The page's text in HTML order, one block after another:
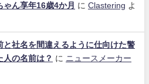
ん享年16歳4か月
に Clastering よ
と社名を間違えるように仕向けた警
人の名前は？ に ニュースメーカー